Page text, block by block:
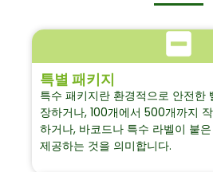
특별 패키지
특수 패키지란 환경적으로 안전한
장하거나, 100개에서 500개까지
하거나, 바코드나 특수 라벨이 붙
제공하는 것을 의미합니다.